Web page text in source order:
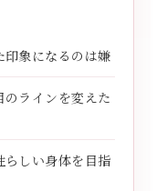
象になるのは嫌
ラインを変えた
しい身体を目指